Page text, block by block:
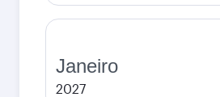
Janeiro
2027